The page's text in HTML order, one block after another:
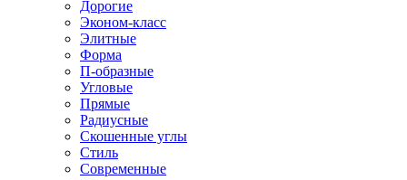
Дорогие
Эконом-класс
Элитные
Форма
П-образные
Угловые
Прямые
Радиусные
Скошенные углы
Стиль
Современные